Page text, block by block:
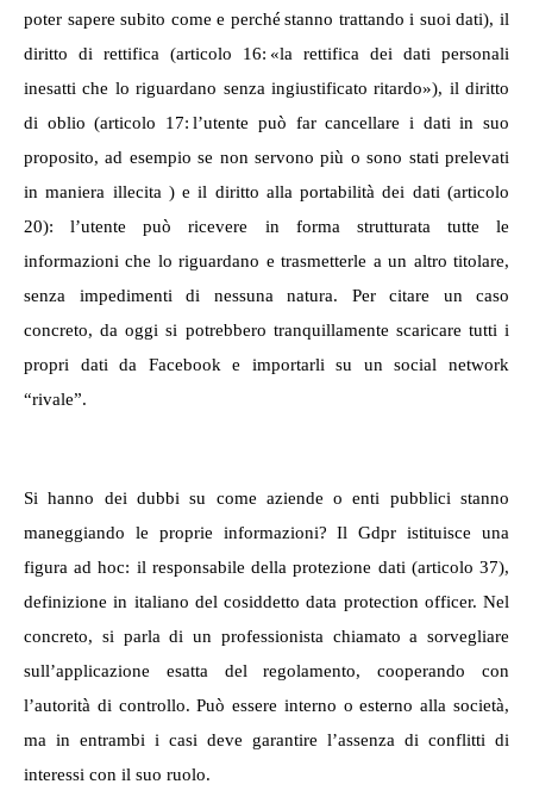
poter sapere subito come e perché stanno trattando i suoi dati), il
diritto di rettifica (articolo 16: «la rettifica dei dati personali
inesatti che lo riguardano senza ingiustificato ritardo»), il diritto
di oblio (articolo 17: l’utente può far cancellare i dati in suo
proposito, ad esempio se non servono più o sono stati prelevati
in maniera illecita ) e il diritto alla portabilità dei dati (articolo
20): l’utente può ricevere in forma strutturata tutte le
informazioni che lo riguardano e trasmetterle a un altro titolare,
senza impedimenti di nessuna natura. Per citare un caso
concreto, da oggi si potrebbero tranquillamente scaricare tutti i
propri dati da Facebook e importarli su un social network
“rivale”.
Si hanno dei dubbi su come aziende o enti pubblici stanno
maneggiando le proprie informazioni? Il Gdpr istituisce una
figura ad hoc: il responsabile della protezione dati (articolo 37),
definizione in italiano del cosiddetto data protection officer. Nel
concreto, si parla di un professionista chiamato a sorvegliare
sull’applicazione esatta del regolamento, cooperando con
l’autorità di controllo. Può essere interno o esterno alla società,
ma in entrambi i casi deve garantire l’assenza di conflitti di
interessi con il suo ruolo.